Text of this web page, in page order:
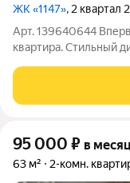
ЖК «1147», 2 квартал
Арт. 139640644
квартира. Стильный
Бойлер. В спальне
матрасом.
95 000 ₽ в
63 м² 2-комн.